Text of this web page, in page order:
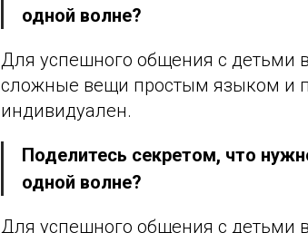
одной волне?
Для успешного общения с детьми
сложные вещи простым языком и
индивидуален.
Поделитесь секретом, что
одной волне?
Для успешного общения с детьми